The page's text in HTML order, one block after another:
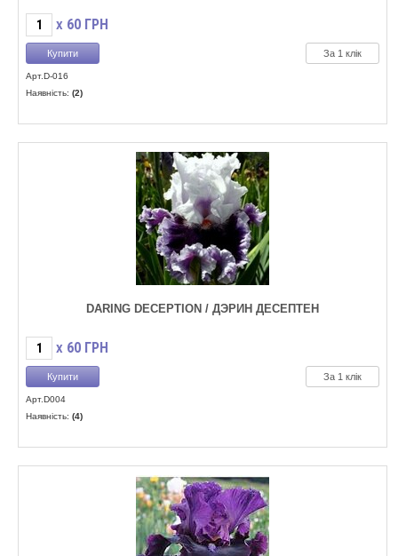
X 60 ГРН
За 1 клік
Арт.D-016
Наявність: (2)
DARING DECEPTION / ДЭРИН ДЕСЕПТЕН
X 60 ГРН
За 1 клік
Арт.D004
Наявність: (4)